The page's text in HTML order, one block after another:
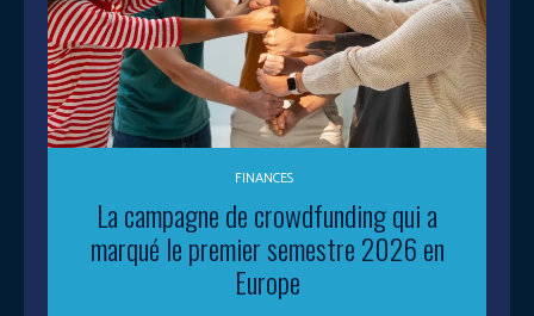
FINANCES
La campagne de crowdfunding qui a
marqué le premier semestre 2026 en
Europe